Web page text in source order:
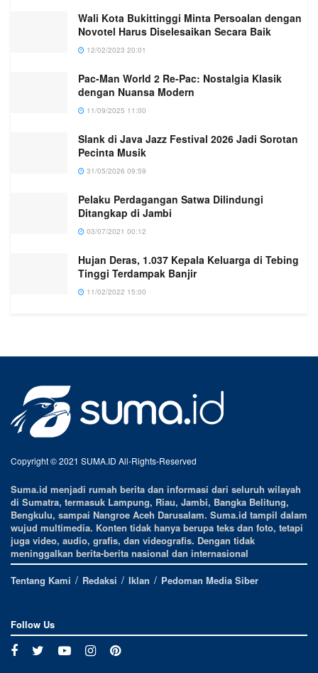
Wali Kota Bukittinggi Minta Persoalan dengan
Novotel Harus Diselesaikan Secara Baik
12/02/2023 20:01
Pac-Man World 2 Re-Pac: Nostalgia Klasik
dengan Nuansa Modern
11/09/2025 11:00
Slank di Java Jazz Festival 2026 Jadi Sorotan
Pecinta Musik
31/05/2026 09:59
Pelaku Perdagangan Satwa Dilindungi
Ditangkap di Jambi
03/07/2021 00:12
Hujan Deras, 1.037 Kepala Keluarga di Tebing
Tinggi Terdampak Banjir
11/02/2022 15:00
Copyright © 2021 SUMA.ID All-Rights-Reserved
Suma.id menjadi rumah berita dan informasi dari seluruh wilayah
di Sumatra, termasuk Lampung, Riau, Jambi, Bangka Belitung,
Bengkulu, sampai Nangroe Aceh Darusalam. Suma.id tampil dalam
wujud multimedia. Konten tidak hanya berupa teks dan foto, tetapi
juga video, audio, grafis, dan videografis. Dengan tidak
meninggalkan berita-berita nasional dan internasional
Tentang Kami
Redaksi Iklan Pedoman Media Siber
Follow Us